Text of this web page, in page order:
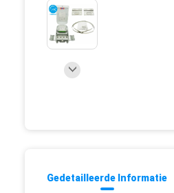
Gedetailleerde Informatie